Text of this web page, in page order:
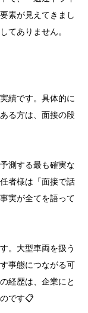
素が見えてきまし
てありません。
績です。具体的に
る方は、面接の段
測する最も確実な
者様は「面接で話
実が全てを語って
。大型車両を扱う
事態につながる可
経歴は、企業にと
です📋